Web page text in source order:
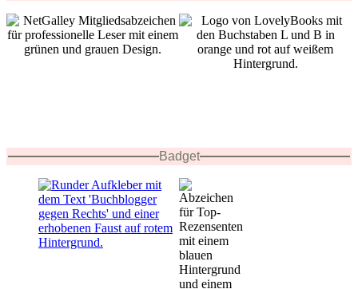
Badget